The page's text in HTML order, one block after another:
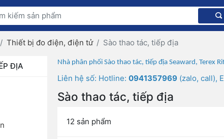
Thiết bị đo điện, điện tử Sào thao tác, tiếp địa
ĐỊA Nhà phân phối Sào thao tác, tiếp địa Seaward, Terex
Liên hệ số: Hotline: 0941357969(zalo, call),
Sào thao tác, tiếp địa
12 sản phẩm